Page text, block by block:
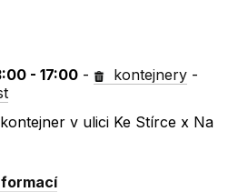
- 17:00 - kontejnery -
v ulici Ke Stírce x Na